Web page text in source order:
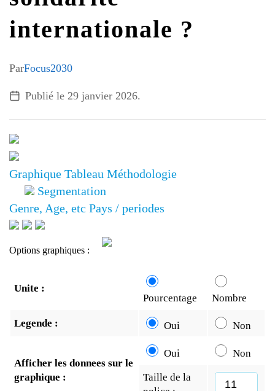
G7 / G20
VIDÉOS
internationale ?
ParFocus2030
Publié le 29 janvier 2026.
Graphique Tableau Méthodologie
Segmentation
Genre, Age, etc Pays / periodes
Options graphiques :
Unite :
Pourcentage
Nombre
Legende : Oui Non
Afficher les donnees sur le
graphique :
Oui Non
Taille de la